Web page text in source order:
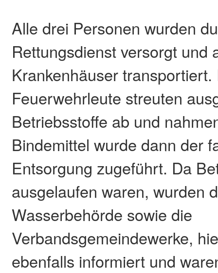
Alle drei Personen wurden
Rettungsdienst versorgt und
Krankenhäuser transportiert.
Feuerwehrleute streuten
Betriebsstoffe ab und
Bindemittel wurde dann der
Entsorgung zugeführt. Da
ausgelaufen waren, wurden
Wasserbehörde sowie die
Verbandsgemeindewerke,
ebenfalls informiert und